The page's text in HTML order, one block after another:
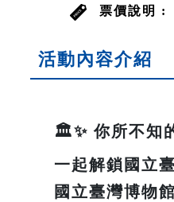
票價說明 :
活動內容介紹
🏛️✨ 你所不知
一起解鎖國立
國立臺灣博物館